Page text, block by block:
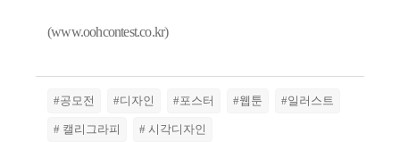
(www.oohcontest.co.kr)
#공모전 #디자인 #포스터 #웹툰 #일러스트
# 캘리그라피 # 시각디자인